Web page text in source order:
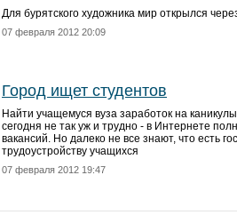
Для бурятского художника мир открылся
07 февраля 2012 20:09
Город ищет студентов
Найти учащемуся вуза заработок на
сегодня не так уж и трудно - в Интернете
вакансий. Но далеко не все знают, что есть
трудоустройству учащихся
07 февраля 2012 19:47